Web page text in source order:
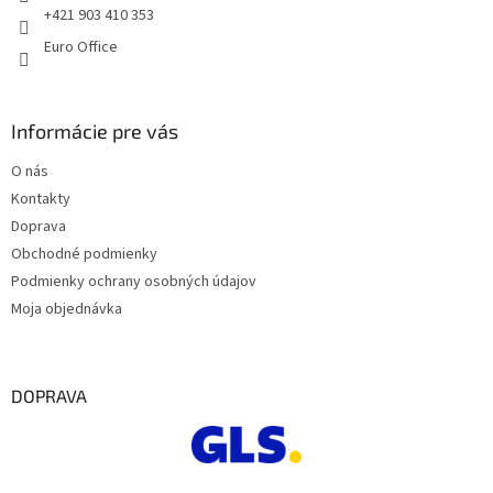
+421 903 410 353
Euro Office
Informácie pre vás
O nás
Kontakty
Doprava
Obchodné podmienky
Podmienky ochrany osobných údajov
Moja objednávka
DOPRAVA